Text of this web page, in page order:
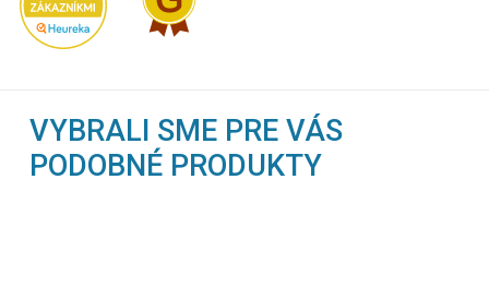
VYBRALI SME PRE VÁS
PODOBNÉ PRODUKTY